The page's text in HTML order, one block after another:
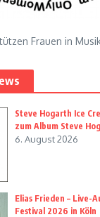
Frauen in
Steve Hogarth Ice
zum Album Steve
6. August 2026
Elias Frieden – Live-
Festival 2026 in Köln